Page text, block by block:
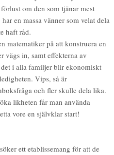
om den som tjänar mest
en massa vänner som velat dela
haft råd.
matematiker på att konstruera en
vägs in, samt effekterna av
det i alla familjer blir ekonomiskt
Vips, så är
och fler skulle dela lika.
likheten får man använda
vore en självklar start!
ett etablissemang för att de